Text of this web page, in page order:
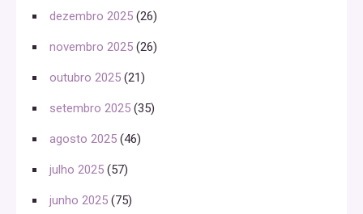
dezembro 2025 (26)
novembro 2025 (26)
outubro 2025 (21)
setembro 2025 (35)
agosto 2025 (46)
julho 2025 (57)
junho 2025 (75)